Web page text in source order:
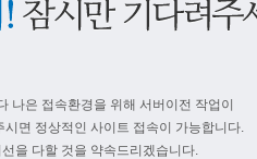
나은 접속환경을 위해 서버이전 작업이
면 정상적인 사이트 접속이 가능합니다.
을 다할 것을 약속드리겠습니다.